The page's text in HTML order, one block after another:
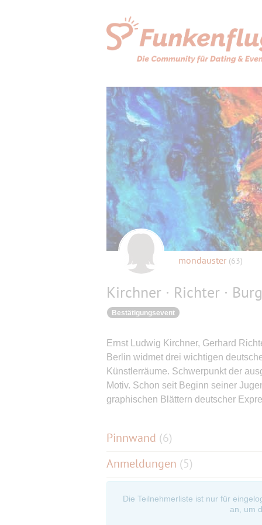
mondauster (63)
Kirchner · Richter ·
Bestätigungsevent
Ernst Ludwig Kirchner, Gerhard
Berlin widmet drei wichtigen
Künstlerräume. Schwerpunkt der
Motiv. Schon seit Beginn seiner
graphischen Blättern deutscher
Pinnwand (6)
Anmeldungen (5)
Die Teilnehmerliste ist nur für
an, um